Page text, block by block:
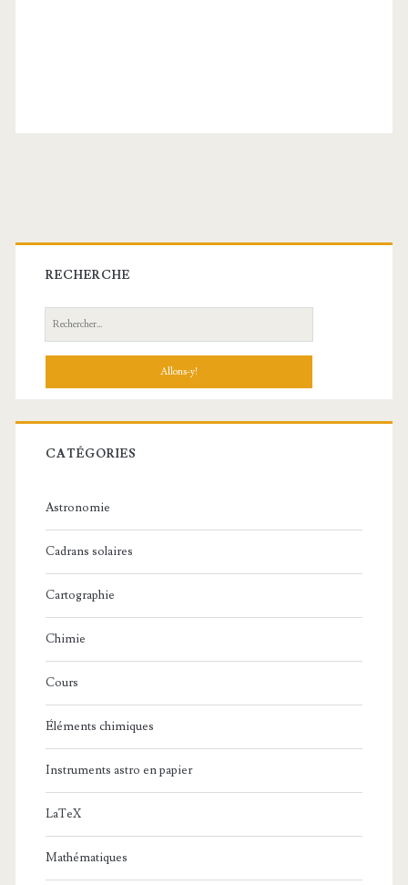
Barre
latérale
principale
RECHERCHE
Recherche:
CATÉGORIES
Astronomie
Cadrans solaires
Cartographie
Chimie
Cours
Éléments chimiques
Instruments astro en papier
LaTeX
Mathématiques